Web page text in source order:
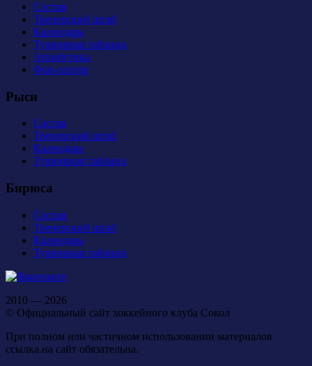
Состав
Тренерский штаб
Календарь
Турнирная таблица
Атрибутика
Фан-сектор
Рыси
Состав
Тренерский штаб
Календарь
Турнирная таблица
Бирюса
Состав
Тренерский штаб
Календарь
Турнирная таблица
2010 — 2026
© Официальный сайт хоккейного клуба Сокол
При полном или частичном использовании материалов
ссылка на сайт обязательна.